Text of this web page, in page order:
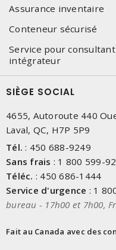
Assurance inventaire
Conteneur sécurisé
Service pour
intégrateur
SIÈGE SOCIAL
4655, Autoroute 440
Laval, QC, H7P 5P9
Tél. : 450 688-9249
Sans frais : 1 800 599-
Téléc. : 450 686-1444
Service d'urgence : 1
bureau - 17h00 et 7h00,
Fait au Canada avec des